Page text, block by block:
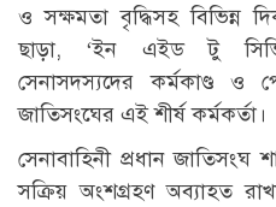
ও সক্ষমতা বৃদ্ধিসহ বিভিন্ন
ছাড়া, ‘ইন এইড টু
সেনাসদস্যদের কর্মকাণ্ড ও
জাতিসংঘের এই শীর্ষ কর্মকর্তা।
সেনাবাহিনী প্রধান জাতিসংঘ
সক্রিয় অংশগ্রহণ অব্যাহত